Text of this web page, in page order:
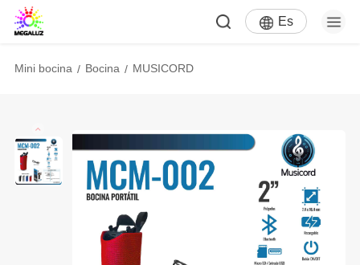
Es
Mini bocina Bocina MUSICORD